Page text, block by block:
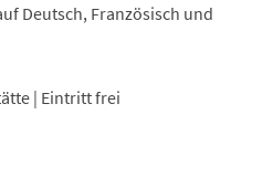
Deutsch, Französisch und
| Eintritt frei